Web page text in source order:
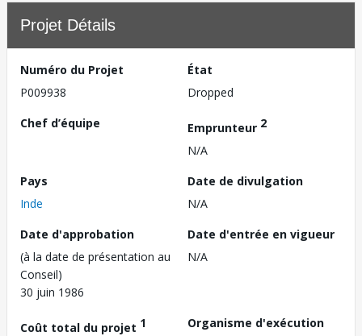
Projet Détails
Numéro du Projet
P009938
État
Dropped
Chef d’équipe
Emprunteur 2
N/A
Pays
Inde
Date de divulgation
N/A
Date d'approbation
(à la date de présentation au
Conseil)
30 juin 1986
Date d'entrée en vigueur
N/A
Coût total du projet 1
Organisme d'exécution